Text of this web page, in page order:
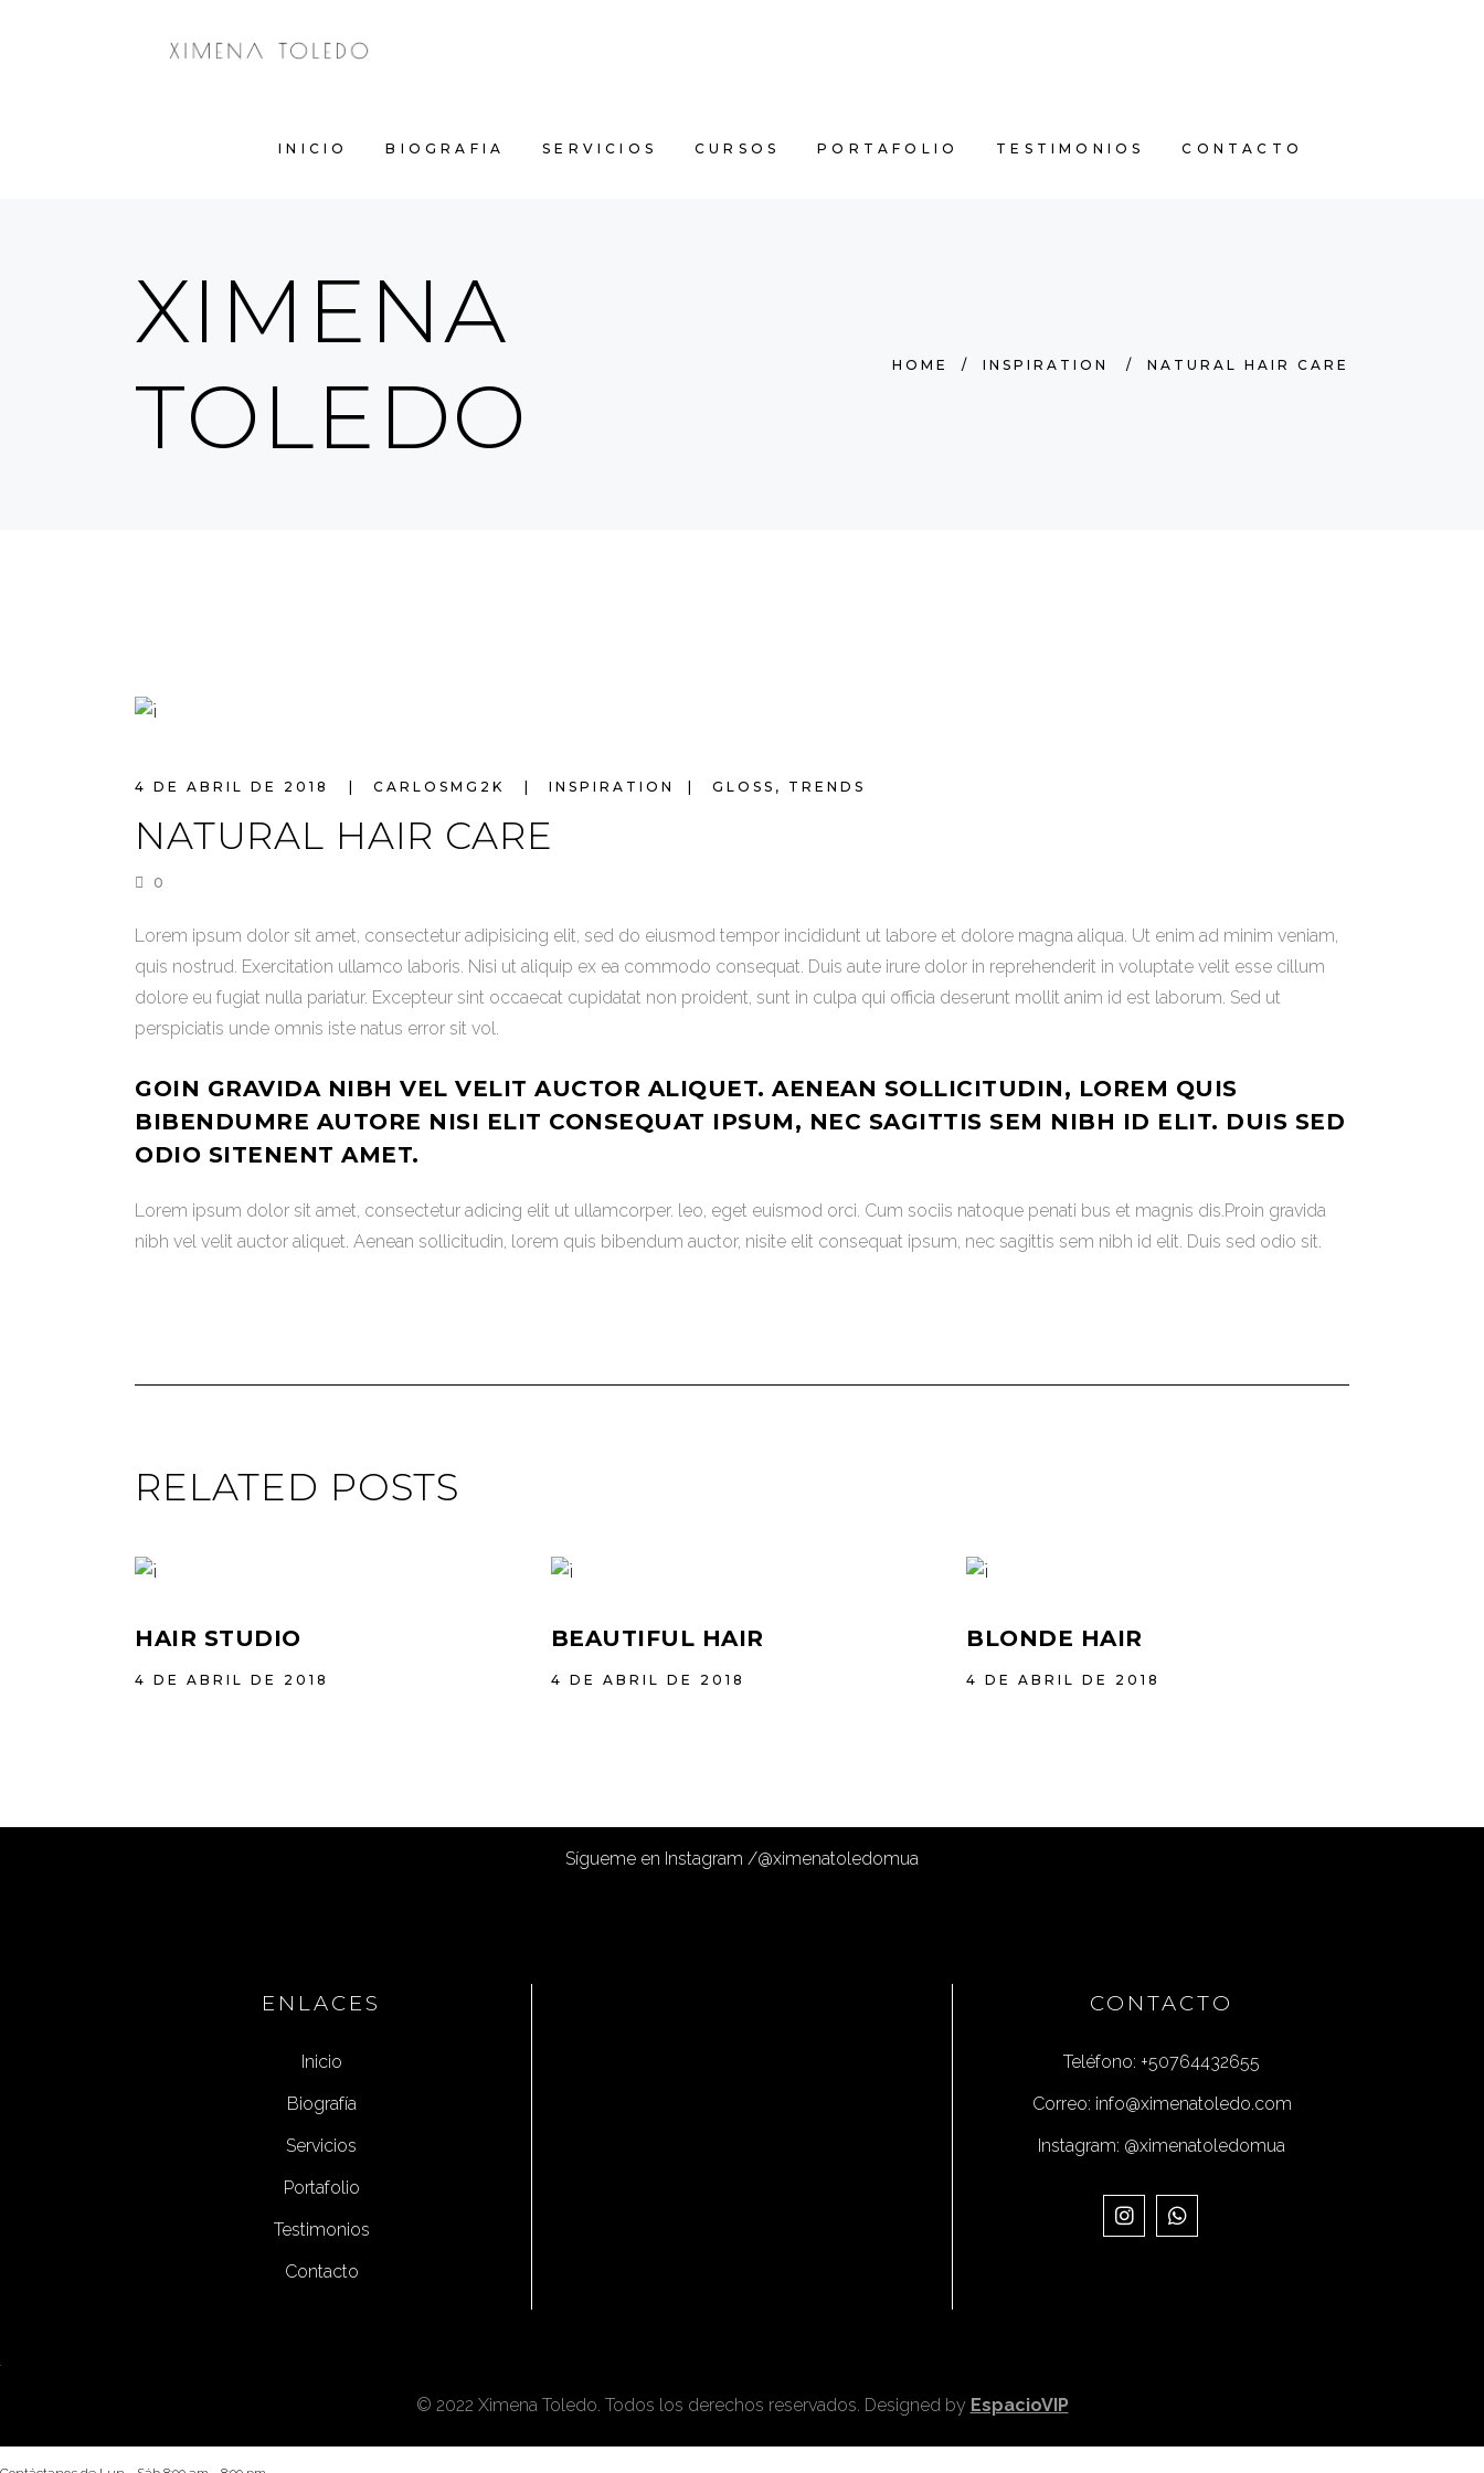
INICIO BIOGRAFIA SERVICIOS CURSOS PORTAFOLIO TESTIMONIOS CONTACTO
INICIO
XIMENA
TOLEDO
HOME / INSPIRATION / NATURAL HAIR CARE
4 DE ABRIL DE 2018 CARLOSMG2K INSPIRATION GLOSS , TRENDS
NATURAL HAIR CARE
0
Lorem ipsum dolor sit amet, consectetur adipisicing elit, sed do eiusmod tempor incididunt ut labore et dolore magna aliqua. Ut enim ad minim veniam,
quis nostrud. Exercitation ullamco laboris. Nisi ut aliquip ex ea commodo consequat. Duis aute irure dolor in reprehenderit in voluptate velit esse cillum
dolore eu fugiat nulla pariatur. Excepteur sint occaecat cupidatat non proident, sunt in culpa qui officia deserunt mollit anim id est laborum. Sed ut
perspiciatis unde omnis iste natus error sit vol.
GOIN GRAVIDA NIBH VEL VELIT AUCTOR ALIQUET. AENEAN SOLLICITUDIN, LOREM QUIS
BIBENDUMRE AUTORE NISI ELIT CONSEQUAT IPSUM, NEC SAGITTIS SEM NIBH ID ELIT. DUIS SED
ODIO SITENENT AMET.
Lorem ipsum dolor sit amet, consectetur adicing elit ut ullamcorper. leo, eget euismod orci. Cum sociis natoque penati bus et magnis dis.Proin gravida
nibh vel velit auctor aliquet. Aenean sollicitudin, lorem quis bibendum auctor, nisite elit consequat ipsum, nec sagittis sem nibh id elit. Duis sed odio sit.
RELATED POSTS
HAIR STUDIO
4 DE ABRIL DE 2018
BEAUTIFUL HAIR
4 DE ABRIL DE 2018
BLONDE HAIR
4 DE ABRIL DE 2018
Sígueme en Instagram /@ximenatoledomua
ENLACES
Inicio
Biografía
Servicios
Portafolio
Testimonios
Contacto
CONTACTO
Teléfono: +50764432655
Correo: info@ximenatoledo.com
Instagram: @ximenatoledomua
© 2022 Ximena Toledo. Todos los derechos reservados. Designed by EspacioVIP